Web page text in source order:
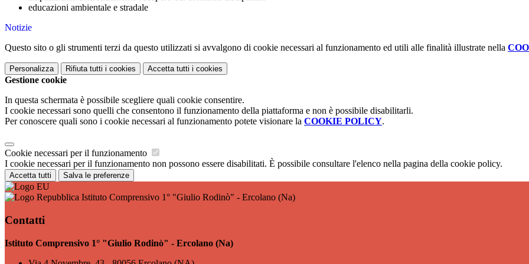
educazioni ambientale e stradale
Notizie
Questo sito o gli strumenti terzi da questo utilizzati si avvalgono di cookie necessari al funzionamento ed utili alle finalità illustrate nella
Personalizza Rifiuta tutti i cookies Accetta tutti i cookies
Gestione cookie
In questa schermata è possibile scegliere quali cookie consentire.
I cookie necessari sono quelli che consentono il funzionamento della piattaforma e non è possibile disabilitarli.
Per conoscere quali sono i cookie necessari al funzionamento potete visionare la COOKIE POLICY.
Cookie necessari per il funzionamento
I cookie necessari per il funzionamento non possono essere disabilitati. È possibile consultare l'elenco nella pagina della cookie policy.
Accetta tutti Salva le preferenze
Istituto Comprensivo 1° "Giulio Rodinò" - Ercolano (Na)
Contatti
Istituto Comprensivo 1° "Giulio Rodinò" - Ercolano (Na)